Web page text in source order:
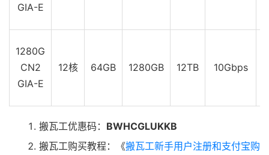
GIA-E
1280G
CN2
GIA-E
12核 64GB 1280GB 12TB 10Gbps
搬瓦工优惠码： BWHCGLUKKB
搬瓦工购买教程：《搬瓦工新手用户注册和支付宝购